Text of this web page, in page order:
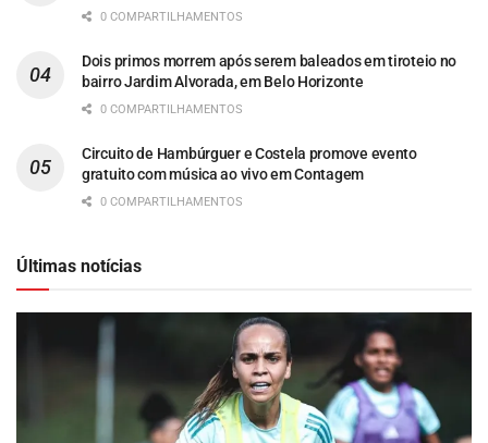
0 COMPARTILHAMENTOS
Dois primos morrem após serem baleados em tiroteio no
bairro Jardim Alvorada, em Belo Horizonte
0 COMPARTILHAMENTOS
Circuito de Hambúrguer e Costela promove evento
gratuito com música ao vivo em Contagem
0 COMPARTILHAMENTOS
Últimas notícias